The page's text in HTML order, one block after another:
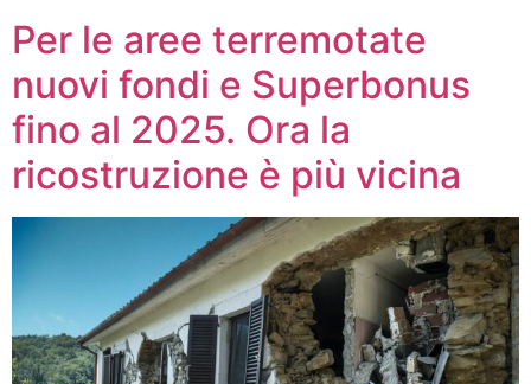
Per le aree terremotate
nuovi fondi e Superbonus
fino al 2025. Ora la
ricostruzione è più vicina